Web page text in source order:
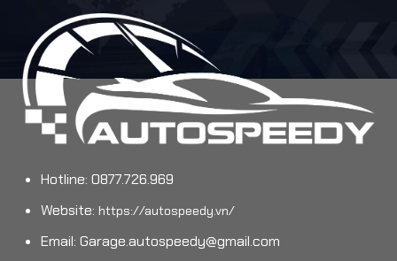
Hotline: 0877.726.969
Website: https://autospeedy.vn/
Email: Garage.autospeedy@gmail.com